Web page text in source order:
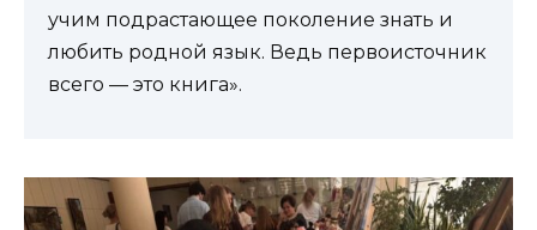
учим подрастающее поколение знать и
любить родной язык. Ведь первоисточник
всего — это книга».